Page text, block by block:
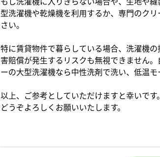
型洗濯機や乾燥機を利用するか、専門のク
さい。
特に賃貸物件で暮らしている場合、洗濯機
害賠償が発生するリスクも無視できません
ーの大型洗濯機なら中性洗剤で洗い、低温モ
以上、ご参考としていただけますと幸いです。
どうぞよろしくお願いいたします。